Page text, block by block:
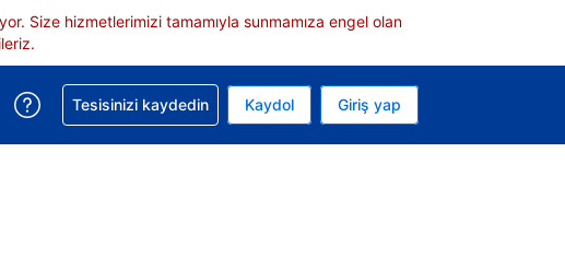
Size hizmetlerimizi tamamıyla sunmamıza engel olan
yap. Mevcut para biriminiz Türk lirası
yap. Mevcut diliniz Türkçe
Rezervasyonunuzla ilgili yardım alın
Tesisinizi kaydedin Kaydol Giriş yap